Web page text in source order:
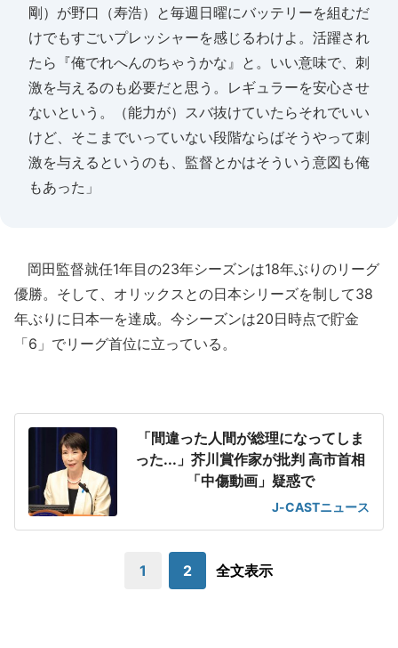
剛）が野口（寿浩）と毎週日曜にバッテリーを組むだ
けでもすごいプレッシャーを感じるわけよ。活躍され
たら『俺でれへんのちゃうかな』と。いい意味で、刺
激を与えるのも必要だと思う。レギュラーを安心させ
ないという。（能力が）スバ抜けていたらそれでいい
けど、そこまでいっていない段階ならばそうやって刺
激を与えるというのも、監督とかはそういう意図も俺
もあった」
岡田監督就任1年目の23年シーズンは18年ぶりのリーグ
優勝。そして、オリックスとの日本シリーズを制して38
年ぶりに日本一を達成。今シーズンは20日時点で貯金
「6」でリーグ首位に立っている。
「間違った人間が総理になってしま
った...」芥川賞作家が批判 高市首相
「中傷動画」疑惑で
J-CASTニュース
1 2 全文表示